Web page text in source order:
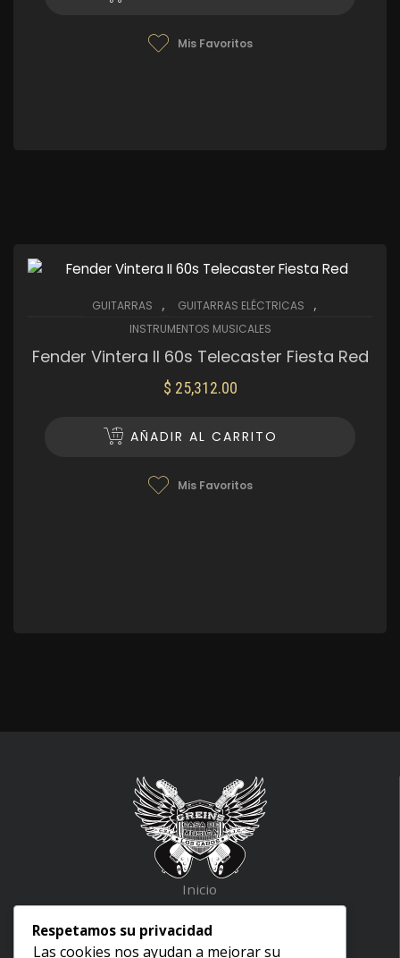
Mis Favoritos
GUITARRAS , GUITARRAS ELÉCTRICAS ,
INSTRUMENTOS MUSICALES
Fender Vintera II 60s Telecaster Fiesta Red
$ 25,312.00
AÑADIR AL CARRITO
Mis Favoritos
Inicio
Nosotros
Aviso legal
Términos y condiciones
Respetamos su privacidad
Las cookies nos ayudan a mejorar su